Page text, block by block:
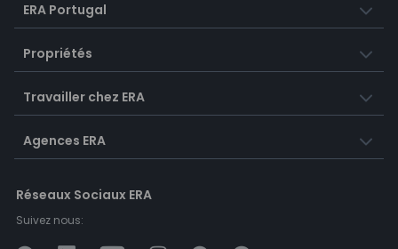
ERA Portugal
Propriétés
Travailler chez ERA
Agences ERA
Réseaux Sociaux ERA
Suivez nous: